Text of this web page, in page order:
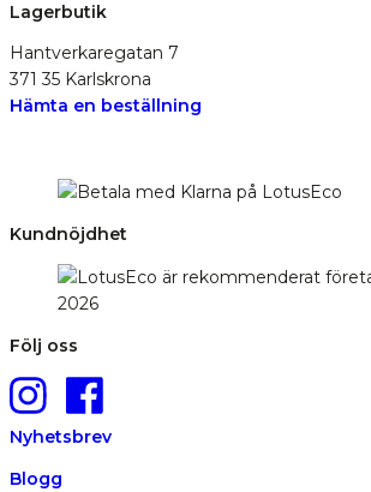
Lagerbutik
Hantverkaregatan 7
371 35 Karlskrona
Hämta en beställning
Kundnöjdhet
Följ oss
Nyhetsbrev
Blogg